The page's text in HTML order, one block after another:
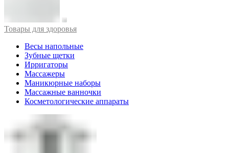
Товары для здоровья
Весы напольные
Зубные щетки
Ирригаторы
Массажеры
Маникюрные наборы
Массажные ванночки
Косметологические аппараты